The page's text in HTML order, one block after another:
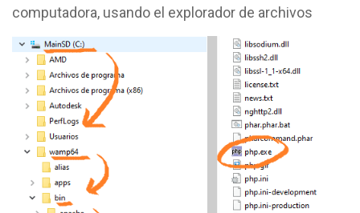
computadora, usando el explorador de archivos